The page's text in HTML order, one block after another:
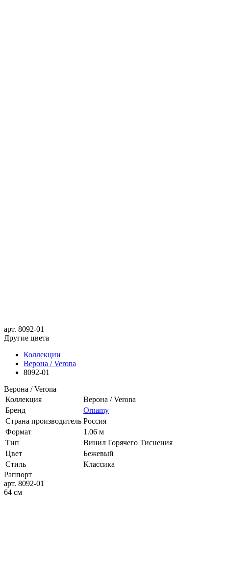
арт. 8092-01
Другие цвета
Коллекции
Верона / Verona
8092-01
Верона / Verona
Коллекция
Верона / Verona
Бренд
Ornamy
Страна производитель Россия
Формат
1.06 м
Тип
Винил Горячего Тиснения
Цвет
Бежевый
Стиль
Классика
Раппорт
арт. 8092-01
64 см